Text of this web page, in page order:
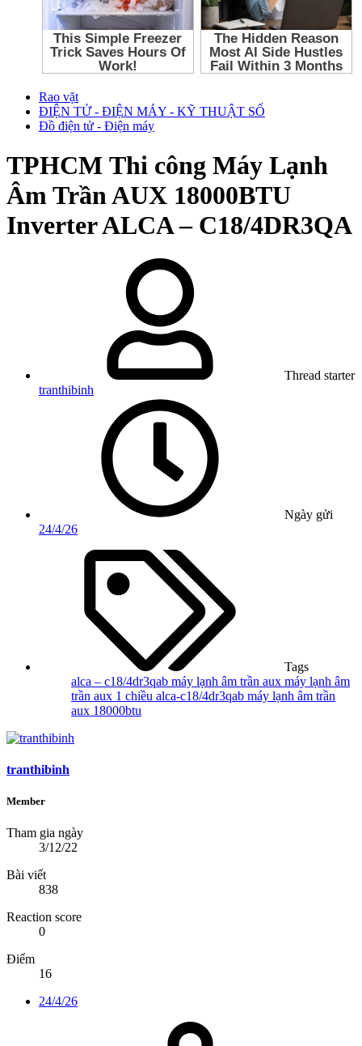
Rao vặt
ĐIỆN TỬ - ĐIỆN MÁY - KỸ THUẬT SỐ
Đồ điện tử - Điện máy
TPHCM Thi công Máy Lạnh
Âm Trần AUX 18000BTU
Inverter ALCA – C18/4DR3QA
Thread starter
tranthibinh
Ngày gửi
24/4/26
Tags
alca – c18/4dr3qab máy lạnh âm trần aux máy lạnh âm
trần aux 1 chiều alca-c18/4dr3qab máy lạnh âm trần
aux 18000btu
tranthibinh
Member
Tham gia ngày
3/12/22
Bài viết
838
Reaction score
0
Điểm
16
24/4/26